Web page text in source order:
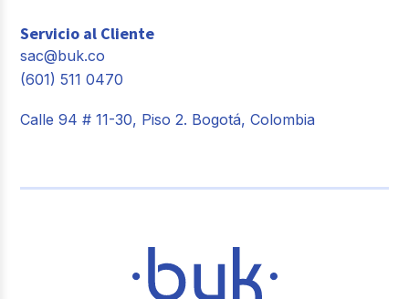
Servicio al Cliente
sac@buk.co
(601) 511 0470
Calle 94 # 11-30, Piso 2. Bogotá, Colombia